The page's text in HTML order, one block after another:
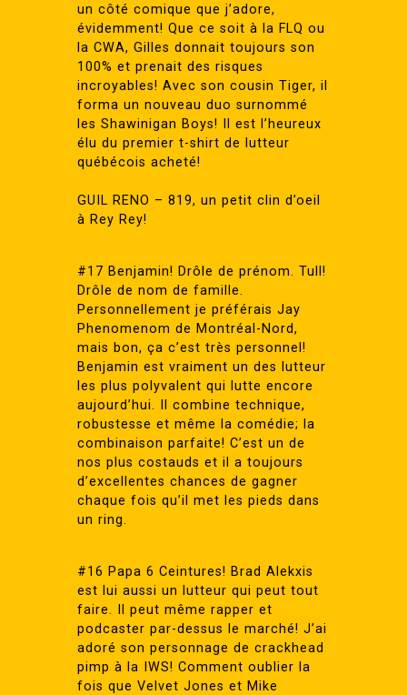
un côté comique que j’adore,
évidemment! Que ce soit à la FLQ ou
la CWA, Gilles donnait toujours son
100% et prenait des risques
incroyables! Avec son cousin Tiger, il
forma un nouveau duo surnommé
les Shawinigan Boys! Il est l’heureux
élu du premier t-shirt de lutteur
québécois acheté!
GUIL RENO – 819, un petit clin d’oeil
à Rey Rey!
#17 Benjamin! Drôle de prénom. Tull!
Drôle de nom de famille.
Personnellement je préférais Jay
Phenomenom de Montréal-Nord,
mais bon, ça c’est très personnel!
Benjamin est vraiment un des lutteur
les plus polyvalent qui lutte encore
aujourd’hui. Il combine technique,
robustesse et même la comédie; la
combinaison parfaite! C’est un de
nos plus costauds et il a toujours
d’excellentes chances de gagner
chaque fois qu’il met les pieds dans
un ring.
#16 Papa 6 Ceintures! Brad Alekxis
est lui aussi un lutteur qui peut tout
faire. Il peut même rapper et
podcaster par-dessus le marché! J’ai
adoré son personnage de crackhead
pimp à la IWS! Comment oublier la
fois que Velvet Jones et Mike